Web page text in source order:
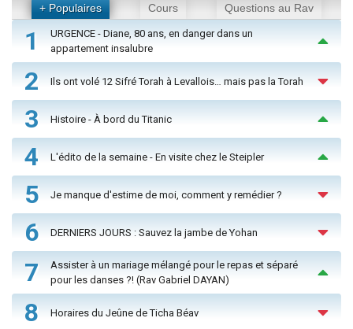
+ Populaires Cours Questions au Rav
1
URGENCE - Diane, 80 ans, en danger dans un
appartement insalubre
2 Ils ont volé 12 Sifré Torah à Levallois… mais pas la Torah
3 Histoire - À bord du Titanic
4 L'édito de la semaine - En visite chez le Steipler
5 Je manque d'estime de moi, comment y remédier ?
6 DERNIERS JOURS : Sauvez la jambe de Yohan
7
Assister à un mariage mélangé pour le repas et séparé
pour les danses ?! (Rav Gabriel DAYAN)
8 Horaires du Jeûne de Ticha Béav